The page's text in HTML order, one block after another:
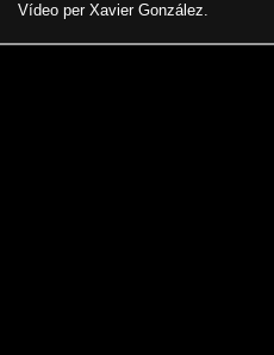
Vídeo per Xavier González.